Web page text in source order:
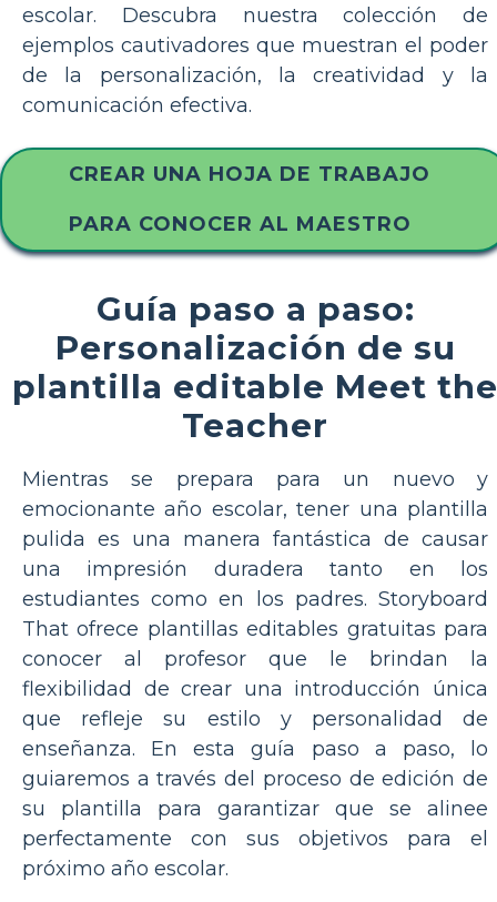
escolar. Descubra nuestra colección de
ejemplos cautivadores que muestran el poder
de la personalización, la creatividad y la
comunicación efectiva.
CREAR UNA HOJA DE TRABAJO
PARA CONOCER AL MAESTRO
Guía paso a paso:
Personalización de su
plantilla editable Meet the
Teacher
Mientras se prepara para un nuevo y
emocionante año escolar, tener una plantilla
pulida es una manera fantástica de causar
una impresión duradera tanto en los
estudiantes como en los padres. Storyboard
That ofrece plantillas editables gratuitas para
conocer al profesor que le brindan la
flexibilidad de crear una introducción única
que refleje su estilo y personalidad de
enseñanza. En esta guía paso a paso, lo
guiaremos a través del proceso de edición de
su plantilla para garantizar que se alinee
perfectamente con sus objetivos para el
próximo año escolar.